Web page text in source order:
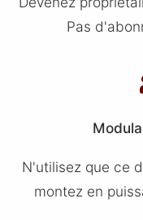
Pas
N'utilisez que ce
montez en